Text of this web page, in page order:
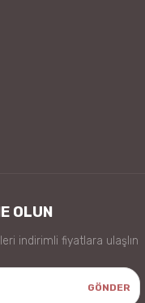
OLUN
indirimli fiyatlara ulaşlın
GÖNDER